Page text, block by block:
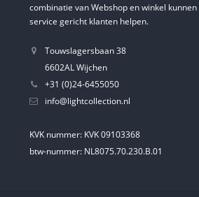
combinatie van Webshop en winkel kunnen
service gericht klanten helpen.
Touwslagersbaan 38
6602AL Wijchen
+31 (0)24-6455050
info@lightcollection.nl
KVK nummer: KVK 09103368
btw-nummer: NL8075.70.230.B.01